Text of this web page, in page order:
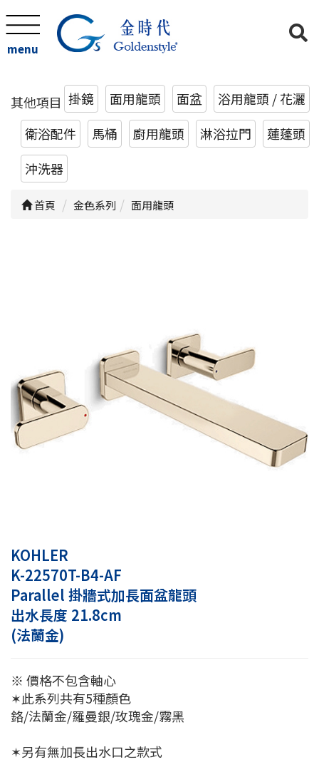
menu
其他項目 掛鏡 面用龍頭 面盆
浴用龍頭 / 花灑
衛浴配件
馬桶 廚用龍頭 淋浴拉門
蓮蓬頭
沖洗器
首頁 金色系列 面用龍頭
KOHLER
K-22570T-B4-AF
Parallel 掛牆式加長面盆龍頭
出水長度 21.8cm
(法蘭金)
※ 價格不包含軸心
✶此系列共有5種顏色
鉻/法蘭金/羅曼銀/玫瑰金/霧黑
✶另有無加長出水口之款式